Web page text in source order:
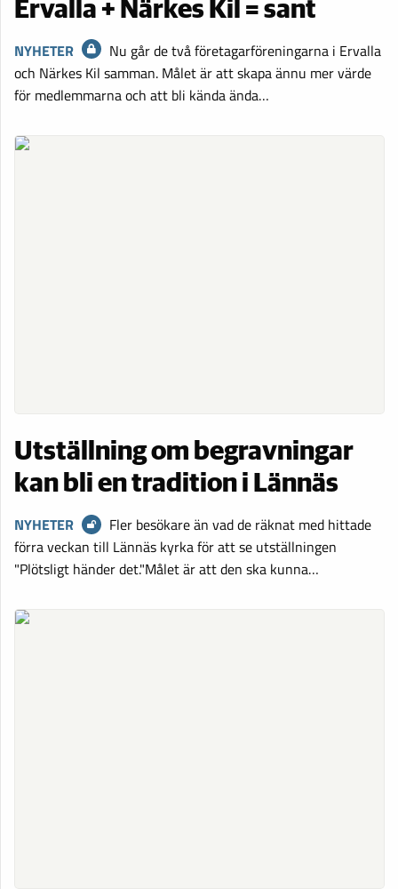
Ervalla + Närkes Kil = sant
NYHETER
Nu går de två företagarföreningarna i Ervalla
och Närkes Kil samman. Målet är att skapa ännu mer värde
för medlemmarna och att bli kända ända…
Utställning om begravningar
kan bli en tradition i Lännäs
NYHETER
Fler besökare än vad de räknat med hittade
förra veckan till Lännäs kyrka för att se utställningen
"Plötsligt händer det."Målet är att den ska kunna…